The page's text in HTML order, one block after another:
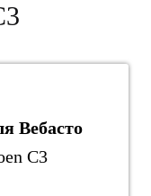
Вебасто
C3